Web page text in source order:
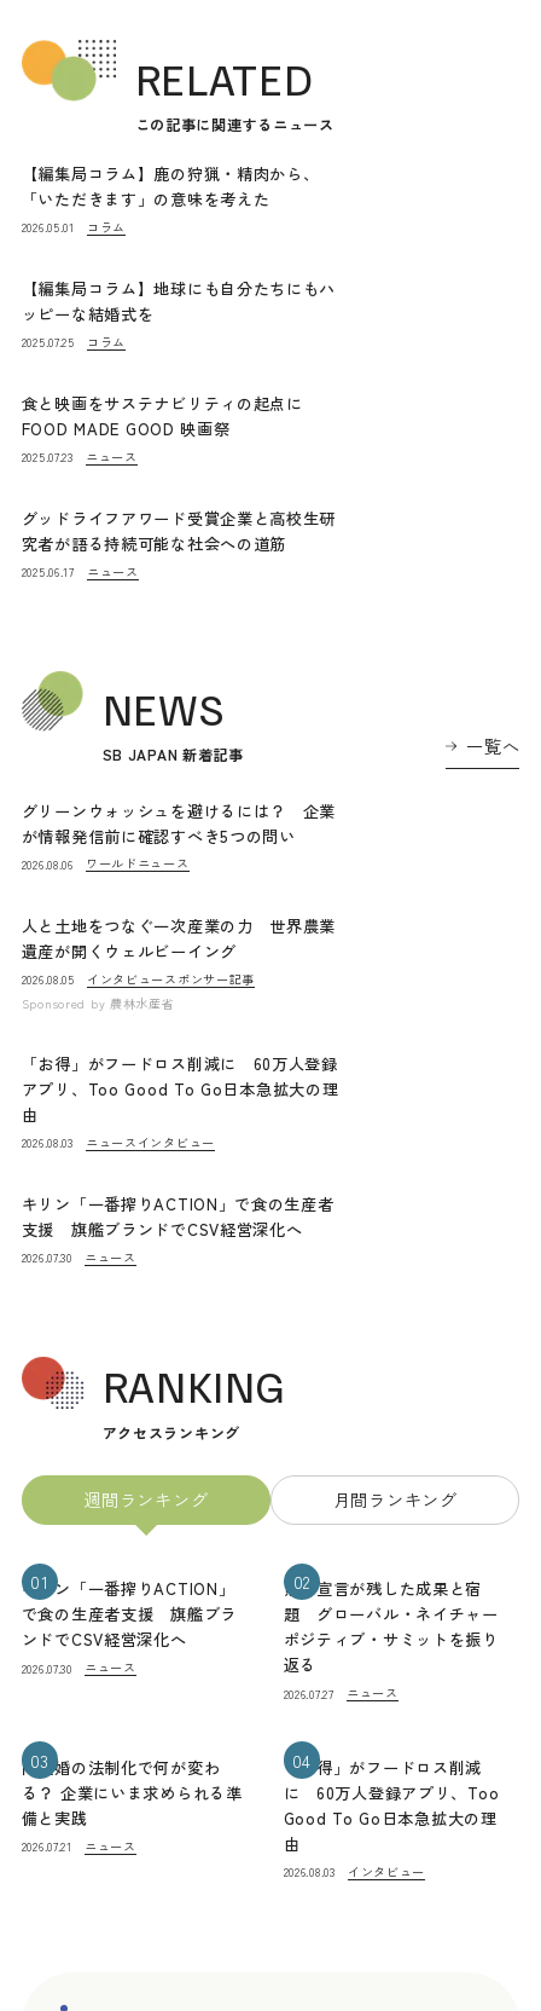
RELATED
この記事に関連するニュース
【編集局コラム】鹿の狩猟・精肉から、
「いただきます」の意味を考えた
2026.05.01 コラム
【編集局コラム】地球にも自分たちにもハ
ッピーな結婚式を
2025.07.25 コラム
食と映画をサステナビリティの起点に
FOOD MADE GOOD 映画祭
2025.07.23 ニュース
グッドライフアワード受賞企業と高校生研
究者が語る持続可能な社会への道筋
2025.06.17 ニュース
NEWS
SB JAPAN 新着記事 一覧へ
グリーンウォッシュを避けるには？ 企業
が情報発信前に確認すべき5つの問い
2026.08.06 ワールドニュース
人と土地をつなぐ一次産業の力 世界農業
遺産が開くウェルビーイング
2026.08.05 インタビュー スポンサー記事
Sponsored by 農林水産省
「お得」がフードロス削減に 60万人登録
アプリ、Too Good To Go日本急拡大の理
由
2026.08.03 ニュース インタビュー
キリン「一番搾りACTION」で食の生産者
支援 旗艦ブランドでCSV経営深化へ
2026.07.30 ニュース
RANKING
アクセスランキング
週間ランキング 月間ランキング
01
キリン「一番搾りACTION」
で食の生産者支援 旗艦ブラ
ンドでCSV経営深化へ
2026.07.30 ニュース
02
熊本宣言が残した成果と宿
題 グローバル・ネイチャー
ポジティブ・サミットを振り
返る
2026.07.27 ニュース
03
同性婚の法制化で何が変わ
る？ 企業にいま求められる準
備と実践
2026.07.21 ニュース
04
「お得」がフードロス削減
に 60万人登録アプリ、Too
Good To Go日本急拡大の理
由
2026.08.03 インタビュー